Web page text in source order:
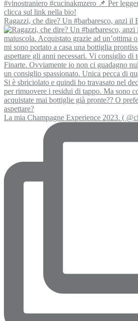
Ragazzi, che dire? Un #barbaresco, anzi il
La mia Champagne Experience 2023. (